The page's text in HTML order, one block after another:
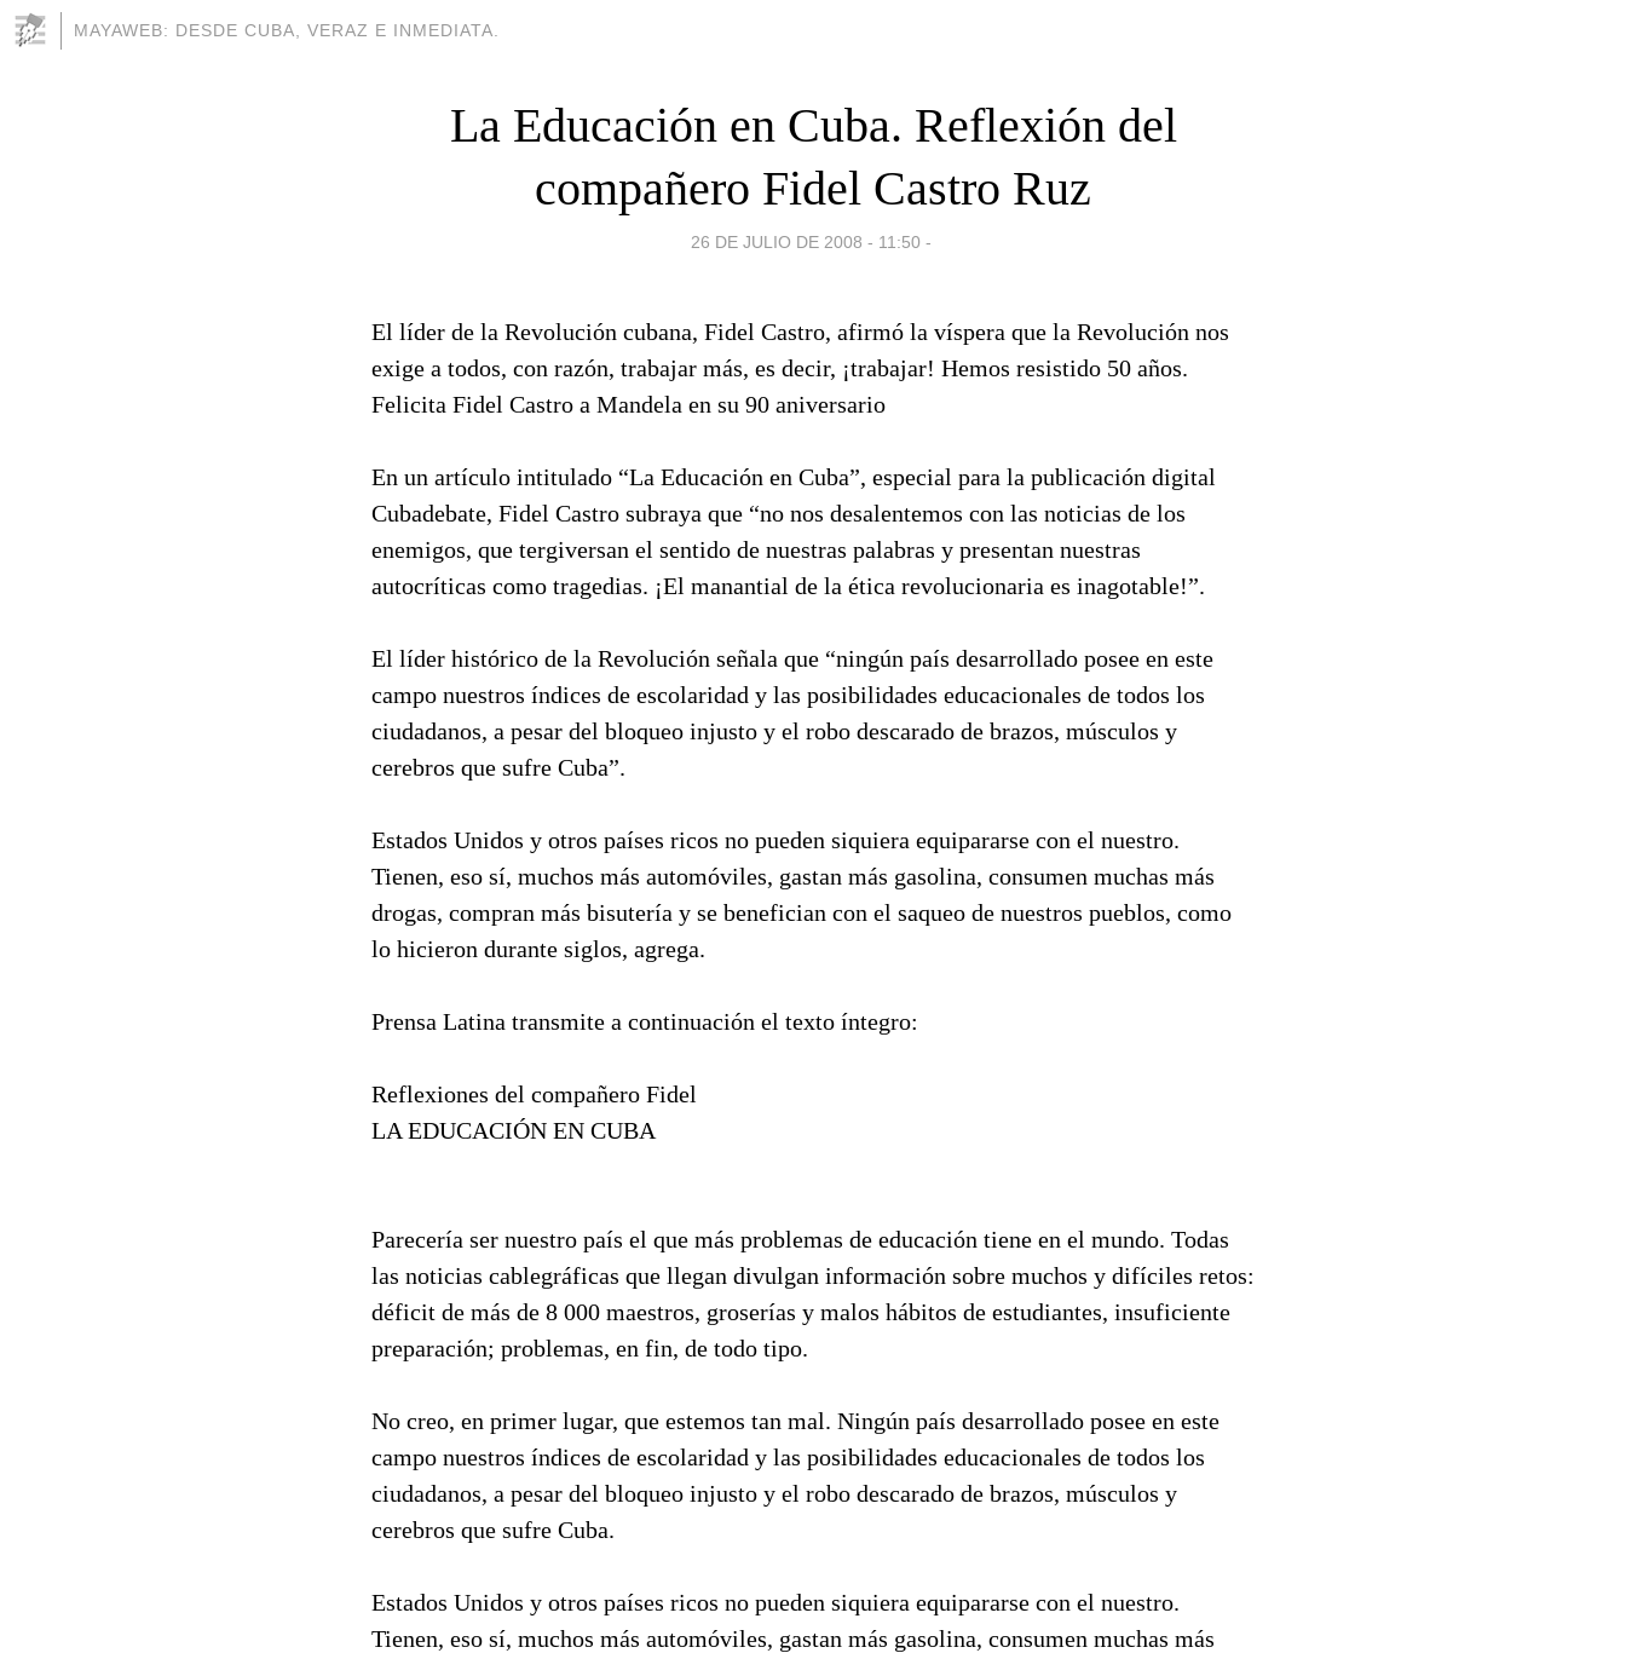
MAYAWEB: DESDE CUBA, VERAZ E INMEDIATA.
La Educación en Cuba. Reflexión del
compañero Fidel Castro Ruz
26 DE JULIO DE 2008 - 11:50 -
El líder de la Revolución cubana, Fidel Castro, afirmó la víspera que la Revolución nos
exige a todos, con razón, trabajar más, es decir, ¡trabajar! Hemos resistido 50 años.
Felicita Fidel Castro a Mandela en su 90 aniversario
En un artículo intitulado “La Educación en Cuba”, especial para la publicación digital
Cubadebate, Fidel Castro subraya que “no nos desalentemos con las noticias de los
enemigos, que tergiversan el sentido de nuestras palabras y presentan nuestras
autocríticas como tragedias. ¡El manantial de la ética revolucionaria es inagotable!”.
El líder histórico de la Revolución señala que “ningún país desarrollado posee en este
campo nuestros índices de escolaridad y las posibilidades educacionales de todos los
ciudadanos, a pesar del bloqueo injusto y el robo descarado de brazos, músculos y
cerebros que sufre Cuba”.
Estados Unidos y otros países ricos no pueden siquiera equipararse con el nuestro.
Tienen, eso sí, muchos más automóviles, gastan más gasolina, consumen muchas más
drogas, compran más bisutería y se benefician con el saqueo de nuestros pueblos, como
lo hicieron durante siglos, agrega.
Prensa Latina transmite a continuación el texto íntegro:
Reflexiones del compañero Fidel
LA EDUCACIÓN EN CUBA
Parecería ser nuestro país el que más problemas de educación tiene en el mundo. Todas
las noticias cablegráficas que llegan divulgan información sobre muchos y difíciles retos:
déficit de más de 8 000 maestros, groserías y malos hábitos de estudiantes, insuficiente
preparación; problemas, en fin, de todo tipo.
No creo, en primer lugar, que estemos tan mal. Ningún país desarrollado posee en este
campo nuestros índices de escolaridad y las posibilidades educacionales de todos los
ciudadanos, a pesar del bloqueo injusto y el robo descarado de brazos, músculos y
cerebros que sufre Cuba.
Estados Unidos y otros países ricos no pueden siquiera equipararse con el nuestro.
Tienen, eso sí, muchos más automóviles, gastan más gasolina, consumen muchas más